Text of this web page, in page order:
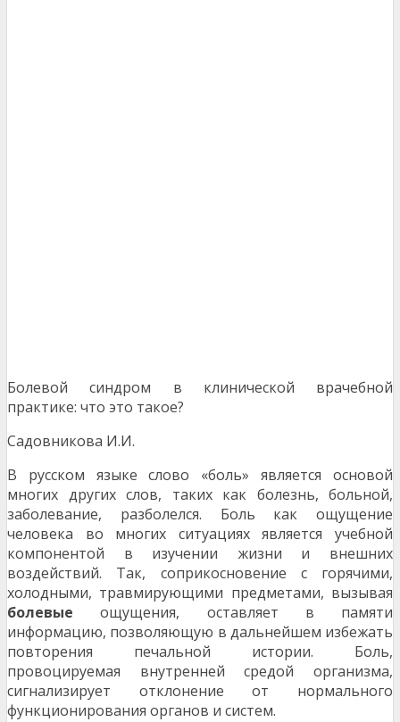
Болевой синдром в клинической врачебной
практике: что это такое?
Садовникова И.И.
В русском языке слово «боль» является основой
многих других слов, таких как болезнь, больной,
заболевание, разболелся. Боль как ощущение
человека во многих ситуациях является учебной
компонентой в изучении жизни и внешних
воздействий. Так, соприкосновение с горячими,
холодными, травмирующими предметами, вызывая
болевые ощущения, оставляет в памяти
информацию, позволяющую в дальнейшем избежать
повторения печальной истории. Боль,
провоцируемая внутренней средой организма,
сигнализирует отклонение от нормального
функционирования органов и систем.